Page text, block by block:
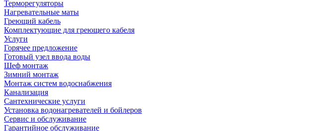
Терморегуляторы
Нагревательные маты
Греющий кабель
Комплектующие для греющего кабеля
Услуги
Горячее предложение
Готовый узел ввода воды
Шеф монтаж
Зимний монтаж
Монтаж систем водоснабжения
Канализация
Сантехнические услуги
Установка водонагревателей и бойлеров
Сервис и обслуживание
Гарантийное обслуживание